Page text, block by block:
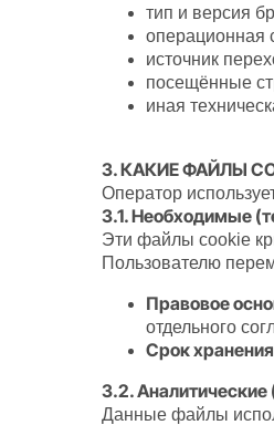
тип и версия
операционная
источник
посещённые
иная
3. КАКИЕ ФАЙЛЫ
Оператор
3.1. Необходимые
Эти файлы cookie
Пользователю
Правовое
отдельного
Срок
3.2.
Данные файлы